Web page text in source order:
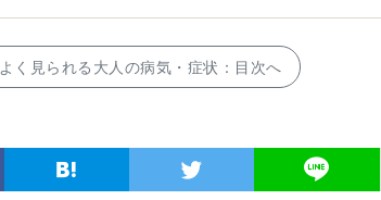
よく見られる大人の病気・症状：目次へ